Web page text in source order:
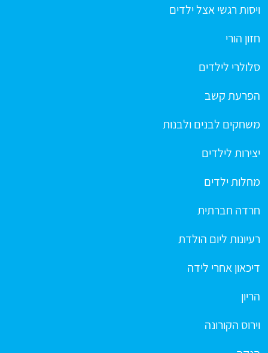
ויסות רגשי אצל ילדים
חזון הורי
סלולרי לילדים
הפרעת קשב
משחקים לבנים ולבנות
יצירות לילדים
מחלות ילדים
חרדה חברתית
רעיונות ליום הולדת
דיכאון אחרי לידה
הריון
וירוס הקורונה